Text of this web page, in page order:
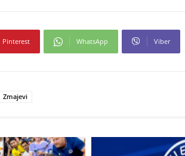
Pinterest WhatsApp Viber
Zmajevi